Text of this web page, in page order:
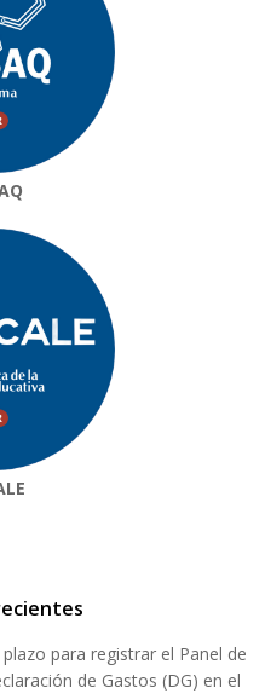
para registrar el Panel de
de Gastos (DG) en el